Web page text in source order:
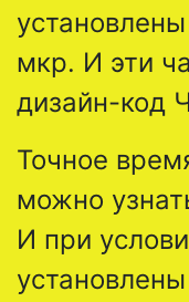
мкр. И эти
дизайн-код
Точное
можно
И при